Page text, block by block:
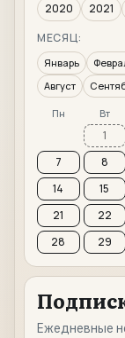
2020
2021
МЕСЯЦ:
Январь
Август
Пн Вт
1
7
8
14
15
21
22
28
29
Ежедневные